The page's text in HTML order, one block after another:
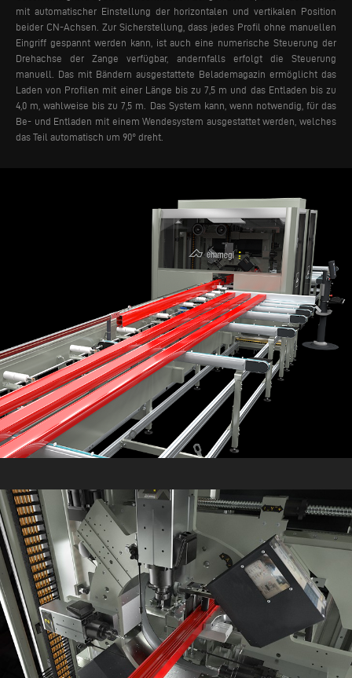
mit automatischer Einstellung der horizontalen und vertikalen Position
beider CN-Achsen. Zur Sicherstellung, dass jedes Profil ohne manuellen
Eingriff gespannt werden kann, ist auch eine numerische Steuerung der
Drehachse der Zange verfügbar, andernfalls erfolgt die Steuerung
manuell.
Das mit Bändern ausgestattete Belademagazin ermöglicht das
Laden von Profilen mit einer Länge bis zu 7,5 m und das Entladen bis zu
4,0 m, wahlweise bis zu 7,5 m. Das System kann, wenn notwendig, für das
Be- und Entladen mit einem Wendesystem ausgestattet werden, welches
das Teil automatisch um 90° dreht.